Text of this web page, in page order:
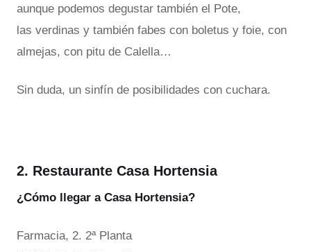
aunque podemos degustar también el Pote,
las verdinas y también fabes con boletus y foie, con
almejas, con pitu de Calella…
Sin duda, un sinfín de posibilidades con cuchara.
2. Restaurante Casa Hortensia
¿Cómo llegar a Casa Hortensia?
Farmacia, 2. 2ª Planta